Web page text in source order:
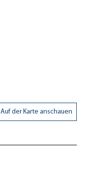
Auf der Karte anschauen